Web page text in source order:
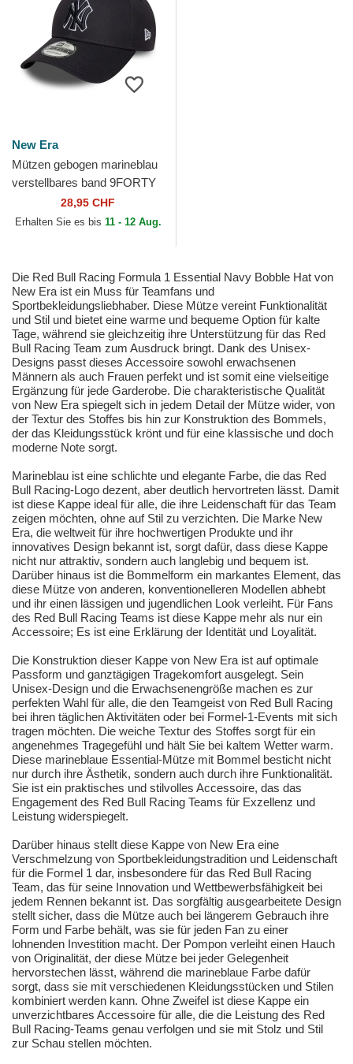
New Era
Mützen gebogen marineblau
verstellbares band 9FORTY
Outline der New York
Yankees MLB von New Era
28,95 CHF
Erhalten Sie es bis 11 - 12 Aug.
Die Red Bull Racing Formula 1 Essential Navy Bobble Hat von
New Era ist ein Muss für Teamfans und
Sportbekleidungsliebhaber. Diese Mütze vereint Funktionalität
und Stil und bietet eine warme und bequeme Option für kalte
Tage, während sie gleichzeitig ihre Unterstützung für das Red
Bull Racing Team zum Ausdruck bringt. Dank des Unisex-
Designs passt dieses Accessoire sowohl erwachsenen
Männern als auch Frauen perfekt und ist somit eine vielseitige
Ergänzung für jede Garderobe. Die charakteristische Qualität
von New Era spiegelt sich in jedem Detail der Mütze wider, von
der Textur des Stoffes bis hin zur Konstruktion des Bommels,
der das Kleidungsstück krönt und für eine klassische und doch
moderne Note sorgt.
Marineblau ist eine schlichte und elegante Farbe, die das Red
Bull Racing-Logo dezent, aber deutlich hervortreten lässt. Damit
ist diese Kappe ideal für alle, die ihre Leidenschaft für das Team
zeigen möchten, ohne auf Stil zu verzichten. Die Marke New
Era, die weltweit für ihre hochwertigen Produkte und ihr
innovatives Design bekannt ist, sorgt dafür, dass diese Kappe
nicht nur attraktiv, sondern auch langlebig und bequem ist.
Darüber hinaus ist die Bommelform ein markantes Element, das
diese Mütze von anderen, konventionelleren Modellen abhebt
und ihr einen lässigen und jugendlichen Look verleiht. Für Fans
des Red Bull Racing Teams ist diese Kappe mehr als nur ein
Accessoire; Es ist eine Erklärung der Identität und Loyalität.
Die Konstruktion dieser Kappe von New Era ist auf optimale
Passform und ganztägigen Tragekomfort ausgelegt. Sein
Unisex-Design und die Erwachsenengröße machen es zur
perfekten Wahl für alle, die den Teamgeist von Red Bull Racing
bei ihren täglichen Aktivitäten oder bei Formel-1-Events mit sich
tragen möchten. Die weiche Textur des Stoffes sorgt für ein
angenehmes Tragegefühl und hält Sie bei kaltem Wetter warm.
Diese marineblaue Essential-Mütze mit Bommel besticht nicht
nur durch ihre Ästhetik, sondern auch durch ihre Funktionalität.
Sie ist ein praktisches und stilvolles Accessoire, das das
Engagement des Red Bull Racing Teams für Exzellenz und
Leistung widerspiegelt.
Darüber hinaus stellt diese Kappe von New Era eine
Verschmelzung von Sportbekleidungstradition und Leidenschaft
für die Formel 1 dar, insbesondere für das Red Bull Racing
Team, das für seine Innovation und Wettbewerbsfähigkeit bei
jedem Rennen bekannt ist. Das sorgfältig ausgearbeitete Design
stellt sicher, dass die Mütze auch bei längerem Gebrauch ihre
Form und Farbe behält, was sie für jeden Fan zu einer
lohnenden Investition macht. Der Pompon verleiht einen Hauch
von Originalität, der diese Mütze bei jeder Gelegenheit
hervorstechen lässt, während die marineblaue Farbe dafür
sorgt, dass sie mit verschiedenen Kleidungsstücken und Stilen
kombiniert werden kann. Ohne Zweifel ist diese Kappe ein
unverzichtbares Accessoire für alle, die die Leistung des Red
Bull Racing-Teams genau verfolgen und sie mit Stolz und Stil
zur Schau stellen möchten.